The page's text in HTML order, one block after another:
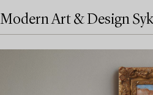
Modern Art & Design